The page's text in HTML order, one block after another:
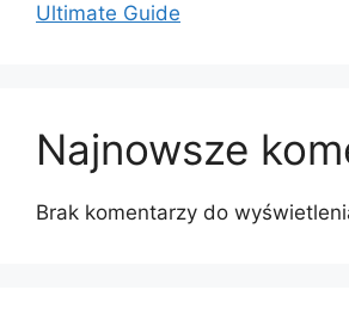
Ultimate Guide
Najnowsze
Brak komentarzy do